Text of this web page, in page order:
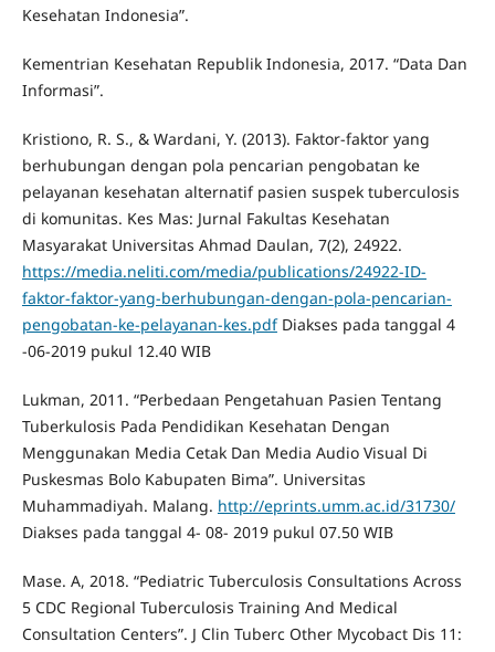
Kesehatan Indonesia”.
Kementrian Kesehatan Republik Indonesia, 2017. “Data Dan
Informasi”.
Kristiono, R. S., & Wardani, Y. (2013). Faktor-faktor yang
berhubungan dengan pola pencarian pengobatan ke
pelayanan kesehatan alternatif pasien suspek tuberculosis
di komunitas. Kes Mas: Jurnal Fakultas Kesehatan
Masyarakat Universitas Ahmad Daulan, 7(2), 24922.
https://media.neliti.com/media/publications/24922-ID-
faktor-faktor-yang-berhubungan-dengan-pola-pencarian-
pengobatan-ke-pelayanan-kes.pdfDiakses pada tanggal 4
-06-2019 pukul 12.40 WIB
Lukman, 2011. “Perbedaan Pengetahuan Pasien Tentang
Tuberkulosis Pada Pendidikan Kesehatan Dengan
Menggunakan Media Cetak Dan Media Audio Visual Di
Puskesmas Bolo Kabupaten Bima”. Universitas
Muhammadiyah. Malang. http://eprints.umm.ac.id/31730/
Diakses pada tanggal 4- 08- 2019 pukul 07.50 WIB
Mase. A, 2018. “Pediatric Tuberculosis Consultations Across
5 CDC Regional Tuberculosis Training And Medical
Consultation Centers”. J Clin Tuberc Other Mycobact Dis 11: